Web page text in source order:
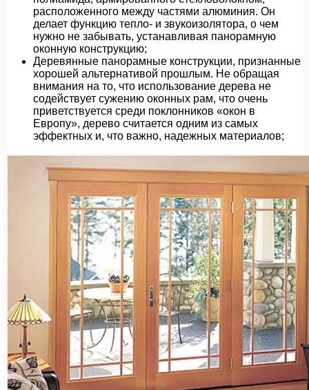
расположенного между частями алюминия. Он
делает функцию тепло- и звукоизолятора, о чем
нужно не забывать, устанавливая панорамную
оконную конструкцию;
Деревянные панорамные конструкции, признанные
хорошей альтернативой прошлым. Не обращая
внимания на то, что использование дерева не
содействует сужению оконных рам, что очень
приветствуется среди поклонников «окон в
Европу», дерево считается одним из самых
эффектных и, что важно, надежных материалов;